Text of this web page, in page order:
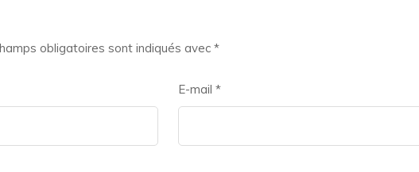
obligatoires sont indiqués avec *
E-mail *